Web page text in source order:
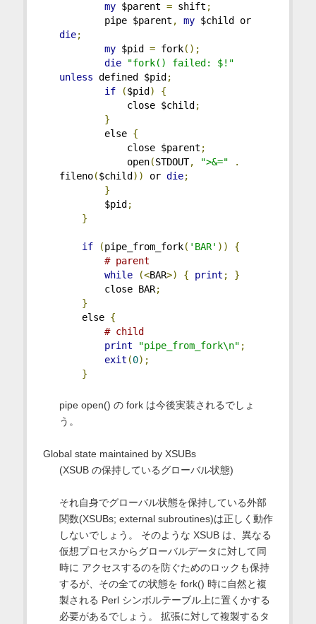
my $parent = shift ;
pipe $parent , my
$child or
die;
my $pid = fork();
die
"fork() failed: $!"
unless defined $pid ;
if
($pid )
{
close $child ;
}
else {
close $parent ;
open(STDOUT, ">&="
.
fileno($child )) or die;
}
$pid ;
}
if (pipe_from_fork( 'BAR' ))
{
# parent
while
(<BAR>) { print ;
}
close BAR;
}
else {
# child
print
"pipe_from_fork\n" ;
exit (0);
}
pipe open() の fork は今後実装されるでしょ
う。
Global state maintained by XSUBs
(XSUB の保持しているグローバル状態)
それ自身でグローバル状態を保持している外部
関数(XSUBs; external subroutines)は正しく動作
しないでしょう。 そのような XSUB は、異なる
仮想プロセスからグローバルデータに対して同
時に アクセスするのを防ぐためのロックも保持
するが、その全ての状態を fork() 時に自然と複
製される Perl シンボルテーブル上に置くかする
必要があるでしょう。 拡張に対して複製するタ